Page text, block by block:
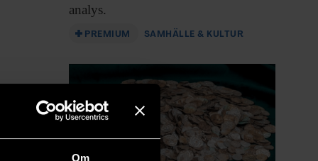
Om
analys.
PREMIUM SAMHÄLLE & KULTUR